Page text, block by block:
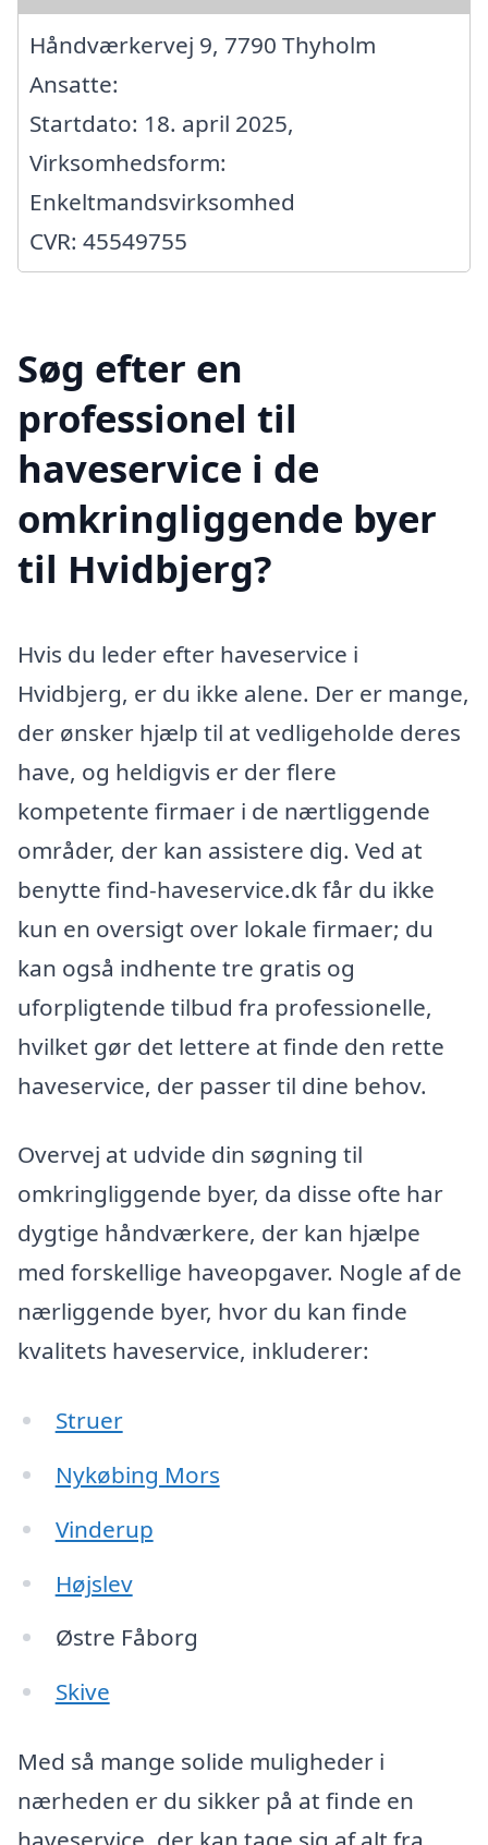
Håndværkervej 9, 7790 Thyholm
Ansatte:
Startdato: 18. april 2025,
Virksomhedsform:
Enkeltmandsvirksomhed
CVR: 45549755
Søg efter en
professionel til
haveservice i de
omkringliggende byer
til Hvidbjerg?
Hvis du leder efter haveservice i
Hvidbjerg, er du ikke alene. Der er mange,
der ønsker hjælp til at vedligeholde deres
have, og heldigvis er der flere
kompetente firmaer i de nærtliggende
områder, der kan assistere dig. Ved at
benytte find-haveservice.dk får du ikke
kun en oversigt over lokale firmaer; du
kan også indhente tre gratis og
uforpligtende tilbud fra professionelle,
hvilket gør det lettere at finde den rette
haveservice, der passer til dine behov.
Overvej at udvide din søgning til
omkringliggende byer, da disse ofte har
dygtige håndværkere, der kan hjælpe
med forskellige haveopgaver. Nogle af de
nærliggende byer, hvor du kan finde
kvalitets haveservice, inkluderer:
Struer
Nykøbing Mors
Vinderup
Højslev
Østre Fåborg
Skive
Med så mange solide muligheder i
nærheden er du sikker på at finde en